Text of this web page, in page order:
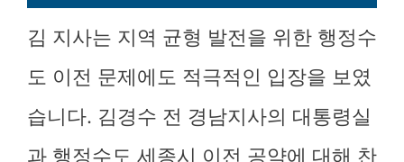
김 지사는 지역 균형 발전을 위한 행정수
도 이전 문제에도 적극적인 입장을 보였
습니다. 김경수 전 경남지사의 대통령실
과 행정수도 세종시 이전 공약에 대해 찬